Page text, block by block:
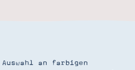
an farbigen